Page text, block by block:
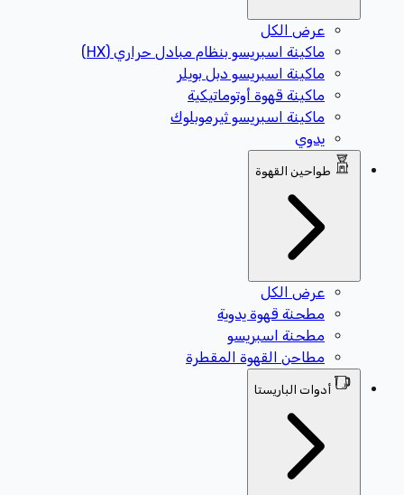
عرض الكل
ماكينة اسبريسو بنظام مبادل حراري (HX)
ماكينة اسبريسو دبل بويلر
ماكينة قهوة أوتوماتيكية
ماكينة اسبريسو ثيرموبلوك
يدوي
طواحين القهوة
عرض الكل
مطحنة قهوة يدوية
مطحنة اسبريسو
مطاحن القهوة المقطرة
أدوات الباريستا